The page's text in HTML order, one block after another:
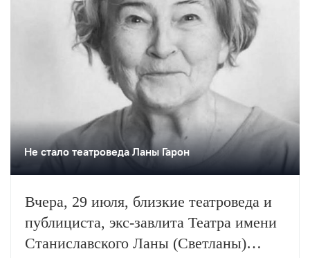
Не стало театроведа Ланы Гарон
Вчера, 29 июля, близкие театроведа и
публициста, экс-завлита Театра имени
Станиславского Ланы (Светланы)